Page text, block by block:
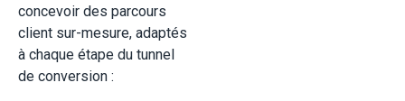
concevoir des parcours
client sur-mesure, adaptés
à chaque étape du tunnel
de conversion :